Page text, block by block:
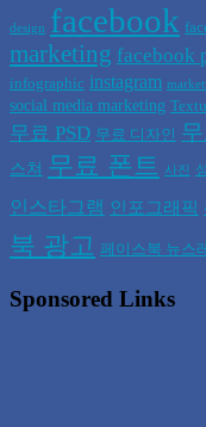
design facebook
marketing facebook
infographic instagram
social media marketing
무료 PSD 무료 디자인
스쳐 무료 폰트 사진
인스타그램 인포그래픽
북 광고 페이스북 뉴스
Sponsored Links